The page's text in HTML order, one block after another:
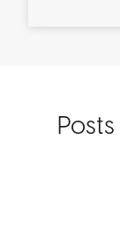
Posts